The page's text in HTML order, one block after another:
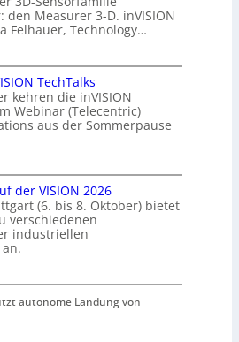
den Measurer 3-D. inVISION
Felhauer, Technology…
TechTalks
kehren die inVISION
Webinar (Telecentric)
aus der Sommerpause
der VISION 2026
(6. bis 8. Oktober) bietet
verschiedenen
industriellen
autonome Landung von